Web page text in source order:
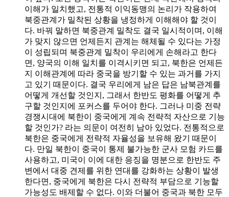
이해가 일치했고, 전통적 이익동맹의 논리가 작용하여
북중관계가 밀착된 상황을 냉정하게 이해해야 할 것이
다. 바꿔 말하면 북중관계 밀착도 결국 일시적이며, 이해
가 맞지 않으면 언제든지 관계는 해체될 수 있다는 가정
이 성립되며 북중관계 밀착이 우리에게 손해라고 한다
면, 양국의 이해 일치를 이격시키면 되고, 북한은 언제든
지 이해관계에 따라 중국을 방기할 수 있는 과거를 가지
고 있기 때문이다. 결국 우리에게 남은 답은 남북관계를
어떻게 개선할 것인지, 그래서 한반도 평화를 어떻게 추
구할 것인지에 포커스를 두어야 한다. 그러나 미중 전략
경쟁시대에 북한이 중국에게 계속 전략적 자산으로 기능
할 것인가? 라는 의문이 여전히 남아 있었다. 전통적으로
북한은 중국에게 전략적 자율성을 보유해 왔기 때문이
다. 만일 북한이 중국이 통제 불가능한 군사 모험 카드를
사용하고, 미국이 이에 대한 응징을 명분으로 한반도 주
변에서 대중 견제를 위한 연대를 강화하는 상황이 발생
한다면, 중국에게 북한은 다시 전략적 부담으로 기능할
가능성도 배제할 수 없다. 이와 더불어 중국과 북한 모두